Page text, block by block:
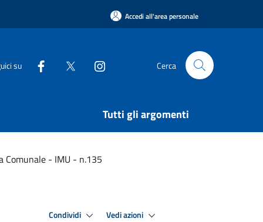
Accedi all'area personale
su Cerca
Tutti gli argomenti
Comunale - IMU - n.135
Condividi Vedi azioni